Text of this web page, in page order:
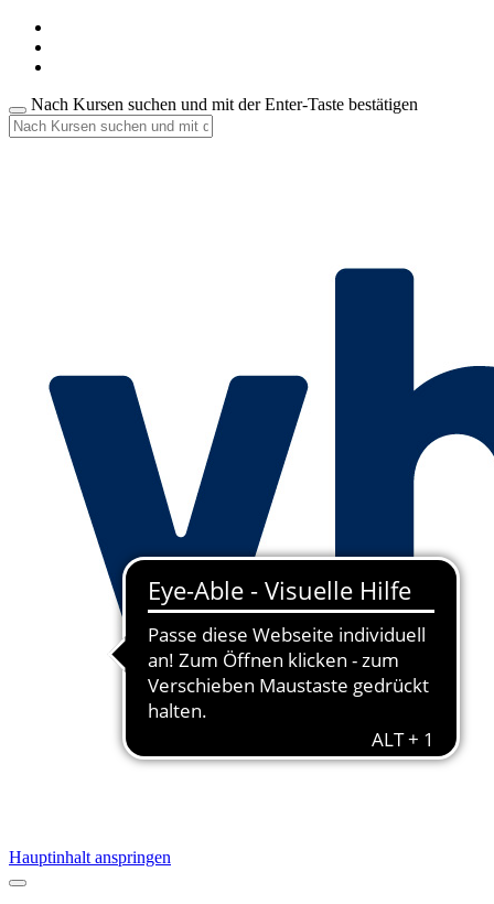
Nach Kursen suchen und mit der Enter-Taste bestätigen
Hauptinhalt anspringen